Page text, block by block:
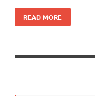
READ MORE